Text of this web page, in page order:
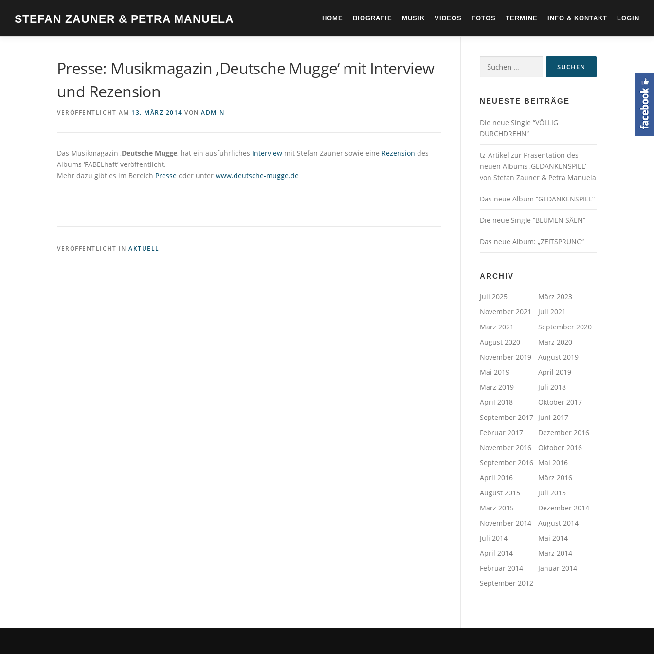
InhaltSTEFAN ZAUNER & PETRA MANUELA HOME BIOGRAFIE MUSIK VIDEOS FOTOS TERMINE INFO & KONTAKT LOGIN
Presse: Musikmagazin ‚Deutsche Mugge‘ mit Interview
und Rezension
VERÖFFENTLICHT AM 13. MÄRZ 2014 VON ADMIN
Das Musikmagazin ‚Deutsche Mugge‚ hat ein ausführliches Interview mit Stefan Zauner sowie eine Rezension des
Albums ‘FABELhaft’ veröffentlicht.
Mehr dazu gibt es im Bereich Presse oder unter www.deutsche-mugge.de
VERÖFFENTLICHT IN AKTUELL
Suchen
nach:
NEUESTE BEITRÄGE
Die neue Single “VÖLLIG
DURCHDREHN“
tz-Artikel zur Präsentation des
neuen Albums ‚GEDANKENSPIEL‘
von Stefan Zauner & Petra Manuela
Das neue Album “GEDANKENSPIEL“
Die neue Single “BLUMEN SÄEN“
Das neue Album: „ZEITSPRUNG“
ARCHIV
Juli 2025
März 2023
November 2021
Juli 2021
März 2021
September 2020
August 2020
März 2020
November 2019
August 2019
Mai 2019
April 2019
März 2019
Juli 2018
April 2018
Oktober 2017
September 2017 Juni 2017
Februar 2017
Dezember 2016
November 2016
Oktober 2016
September 2016 Mai 2016
April 2016
März 2016
August 2015
Juli 2015
März 2015
Dezember 2014
November 2014
August 2014
Juli 2014
Mai 2014
April 2014
März 2014
Februar 2014
Januar 2014
September 2012